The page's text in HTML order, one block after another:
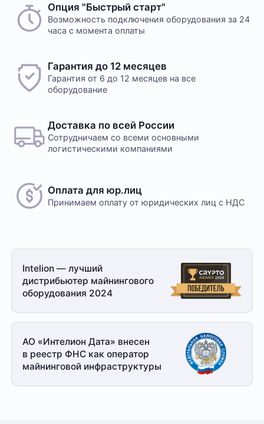
Опция "Быстрый старт"
Возможность подключения оборудования за 24
часа с момента оплаты
Гарантия до 12 месяцев
Гарантия от 6 до 12 месяцев на все
оборудование
Доставка по всей России
Сотрудничаем со всеми основными
логистическими компаниями
Оплата для юр.лиц
Принимаем оплату от юридических лиц с НДС
Intelion — лучший
дистрибьютер майнингового
оборудования 2024
АО «Интелион Дата» внесен
в реестр ФНС как оператор
майнинговой инфраструктуры